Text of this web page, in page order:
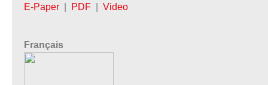
E-Paper PDF Video
Français